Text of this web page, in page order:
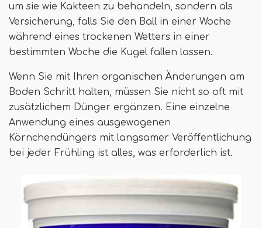
um sie wie Kakteen zu behandeln, sondern als
Versicherung, falls Sie den Ball in einer Woche
während eines trockenen Wetters in einer
bestimmten Woche die Kugel fallen lassen.
Wenn Sie mit Ihren organischen Änderungen am
Boden Schritt halten, müssen Sie nicht so oft mit
zusätzlichem Dünger ergänzen. Eine einzelne
Anwendung eines ausgewogenen
Körnchendüngers mit langsamer Veröffentlichung
bei jeder Frühling ist alles, was erforderlich ist.